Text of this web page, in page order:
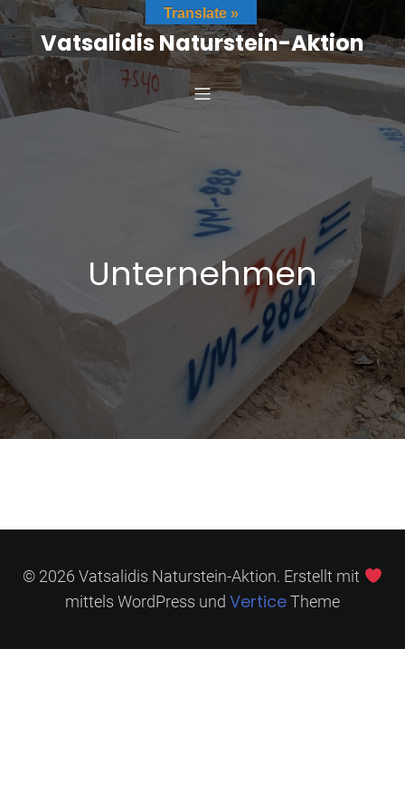
Zum
Inhalt
springenVatsalidis Naturstein-Aktion
Unternehmen
© 2026 Vatsalidis Naturstein-Aktion. Erstellt mit
mittels WordPress und VerticeTheme
Translate »